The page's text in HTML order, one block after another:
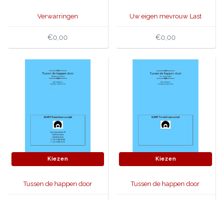
Verwarringen
€0,00
Uw eigen mevrouw Last
€0,00
Kiezen
Tussen de happen door
Kiezen
Tussen de happen door